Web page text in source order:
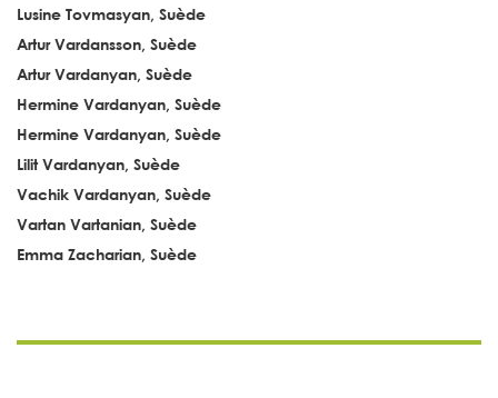
Lusine Tovmasyan, Suède
Artur Vardansson, Suède
Artur Vardanyan, Suède
Hermine Vardanyan, Suède
Hermine Vardanyan, Suède
Lilit Vardanyan, Suède
Vachik Vardanyan, Suède
Vartan Vartanian, Suède
Emma Zacharian, Suède